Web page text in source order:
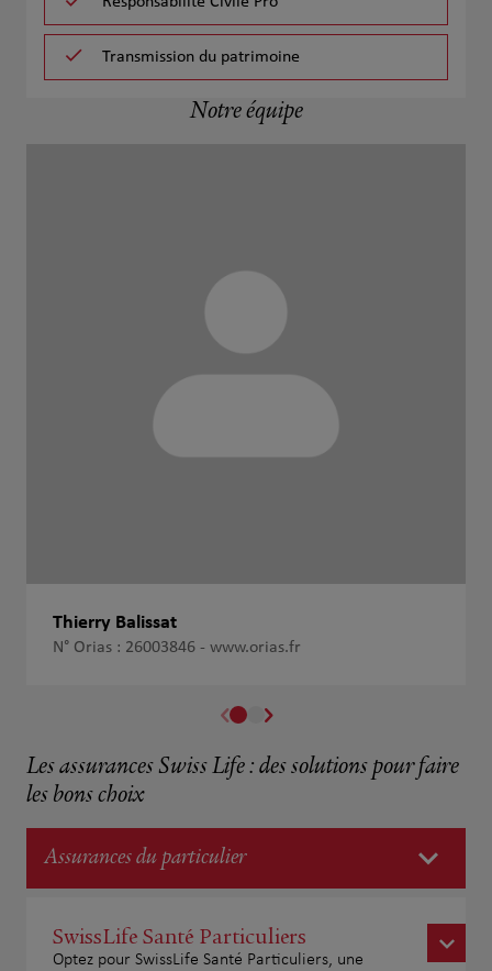
Transmission du patrimoine
Notre équipe
Thierry Balissat
N° Orias : 26003846 - www.orias.fr
Les assurances Swiss Life : des solutions pour faire
les bons choix
Assurances du particulier
SwissLife Santé Particuliers
Optez pour SwissLife Santé Particuliers, une